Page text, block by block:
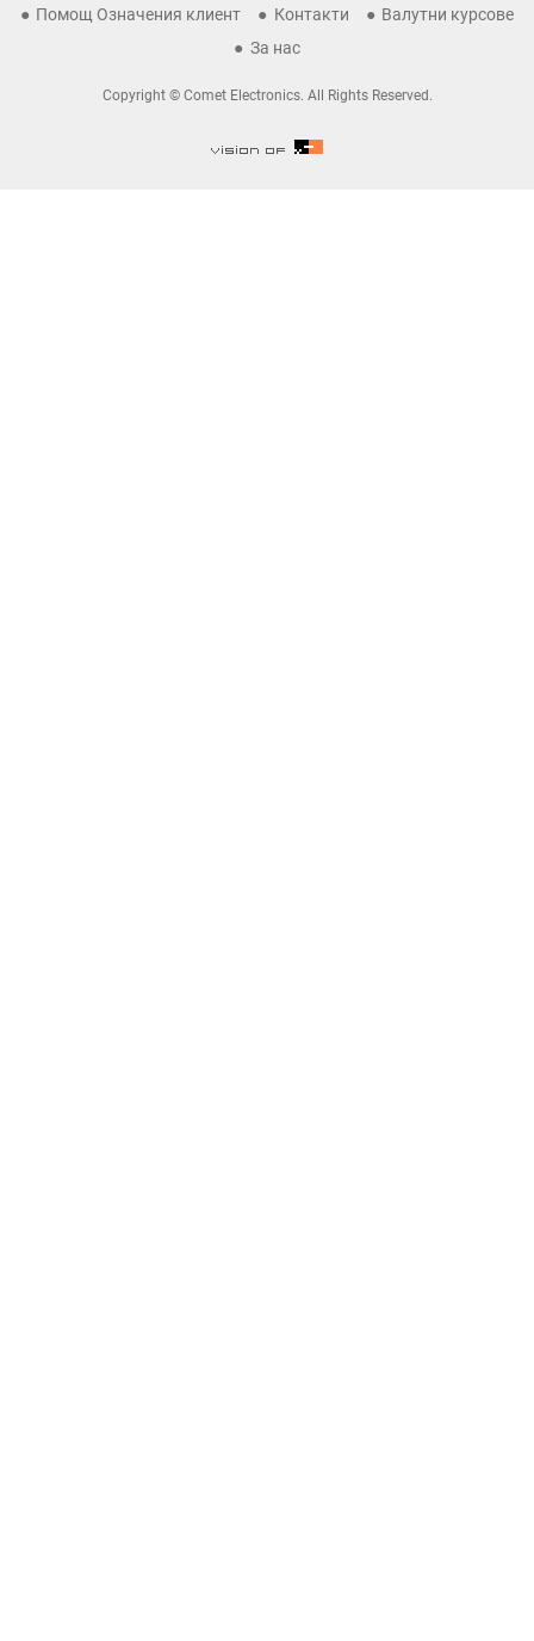
Помощ Означения клиент Контакти
Валутни курсове
За нас
Copyright © Comet Electronics. All Rights Reserved.